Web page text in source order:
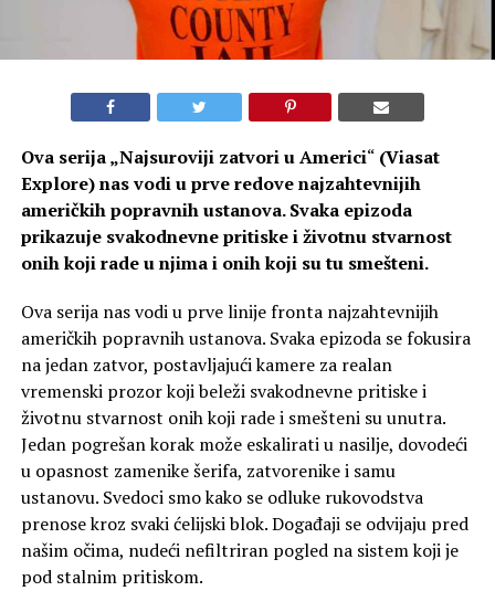
Ova serija „Najsuroviji zatvori u Americi“ (Viasat
Explore) nas vodi u prve redove najzahtevnijih
američkih popravnih ustanova. Svaka epizoda
prikazuje svakodnevne pritiske i životnu stvarnost
onih koji rade u njima i onih koji su tu smešteni.
Ova serija nas vodi u prve linije fronta najzahtevnijih
američkih popravnih ustanova. Svaka epizoda se fokusira
na jedan zatvor, postavljajući kamere za realan
vremenski prozor koji beleži svakodnevne pritiske i
životnu stvarnost onih koji rade i smešteni su unutra.
Jedan pogrešan korak može eskalirati u nasilje, dovodeći
u opasnost zamenike šerifa, zatvorenike i samu
ustanovu. Svedoci smo kako se odluke rukovodstva
prenose kroz svaki ćelijski blok. Događaji se odvijaju pred
našim očima, nudeći nefiltriran pogled na sistem koji je
pod stalnim pritiskom.